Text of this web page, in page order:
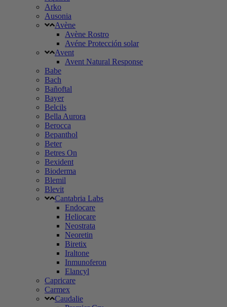
Arko
Ausonia
Avène
Avène Rostro
Avéne Protección solar
Avent
Avent Natural Response
Babe
Bach
Bañoftal
Bayer
Belcils
Bella Aurora
Berocca
Bepanthol
Beter
Betres On
Bexident
Bioderma
Blemil
Blevit
Cantabria Labs
Endocare
Heliocare
Neostrata
Neoretin
Biretix
Iraltone
Inmunoferon
Elancyl
Capricare
Carmex
Caudalie